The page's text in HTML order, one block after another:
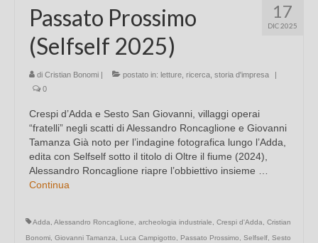
17
DIC 2025
Passato Prossimo
(Selfself 2025)
di Cristian Bonomi | postato in: letture ricerca storia d'impresa
|
0
Crespi d’Adda e Sesto San Giovanni, villaggi operai
“fratelli” negli scatti di Alessandro Roncaglione e Giovanni
Tamanza Già noto per l’indagine fotografica lungo l’Adda,
edita con Selfself sotto il titolo di Oltre il fiume (2024),
Alessandro Roncaglione riapre l’obbiettivo insieme …
Continua
Adda Alessandro Roncaglione archeologia industriale Crespi d'Adda
Cristian
Bonomi Giovanni Tamanza Luca Campigotto Passato Prossimo Selfself Sesto